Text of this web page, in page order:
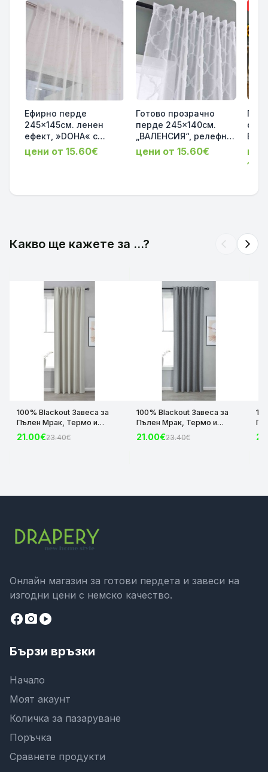
Ефирно перде
245x145см. ленен
ефект, »DOHA« с
коланче модерен
дизайн с линии, лесна
цени от 15.60€
Готово прозрачно
перде 245x140см.
„ВАЛЕНСИЯ“, релефна
нежна дантелена
Scherli шарка с ленен
цени от 15.60€
с
Какво ще кажете за ...? arrow_back_ios arrow_forward_ios
100% Blackout Завеса за
Пълен Мрак, Термо и
Шумоизолираща с коланче
цвят Крем, 175х140 и
21.00€23.40€
100% Blackout Завеса за
Пълен Мрак, Термо и
Шумоизолираща с коланче
цвят Сив, 175х140 и
21.00€23.40€
Онлайн магазин за готови пердета и завеси на
изгодни цени с немско качество.
facebookcamera_altplay_circle
Бързи връзки
Начало
Моят акаунт
Количка за пазаруване
Поръчка
Сравнете продукти